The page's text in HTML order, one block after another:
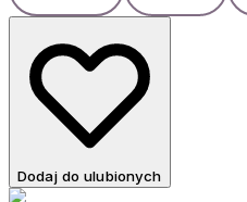
Dodaj do ulubionych